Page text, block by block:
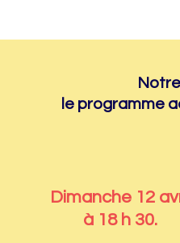
le programme
Dimanche 12
à 18 h 30.